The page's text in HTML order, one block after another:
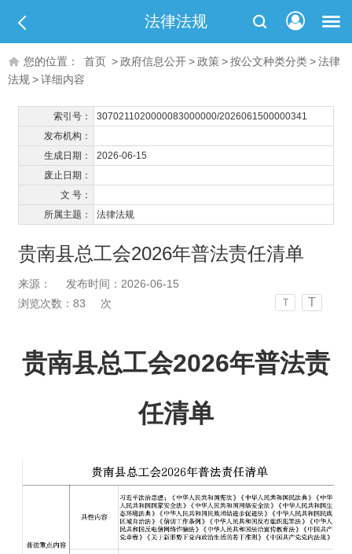
法律法规
您的位置： 首页 >政府信息公开>政策>按公文种类分类>法律
法规>详细内容
索引号：
3070211020000083000000/2026061500000341
发布机构：
生成日期：
2026-06-15
废止日期：
文 号：
所属主题：
法律法规
贵南县总工会2026年普法责任清单
来源：
发布时间：2026-06-15
浏览次数： 83 次 T T
贵南县总工会2026年普法责
任清单